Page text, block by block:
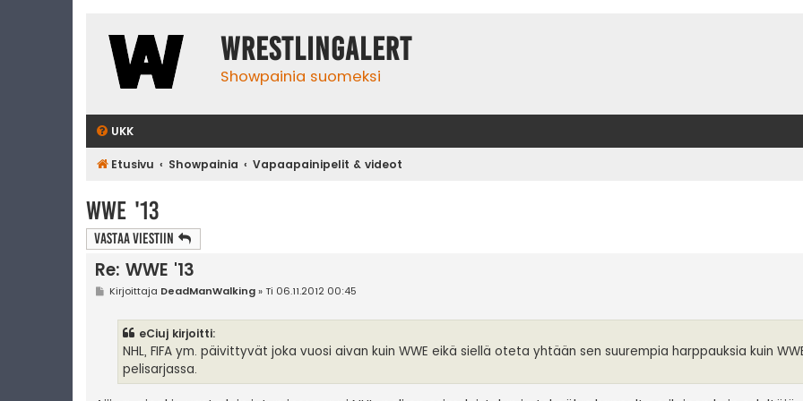
WrestlingAlert
Showpainia suomeksi
UKK
Etusivu Showpainia Vapaapainipelit & videot
WWE '13
Vastaa Viestiin
Re: WWE '13
VKirjoittaja DeadManWalking» Ti 06.11.2012 00:45
eCiuj kirjoitti:
NHL, FIFA ym. päivittyvät joka vuosi aivan kuin WWE eikä siellä oteta yhtään sen suurempia harppauksia kuin
pelisarjassa.